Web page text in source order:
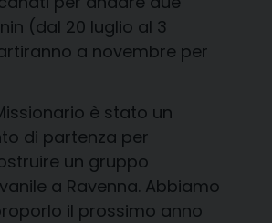
(dal 20 luglio al 3
a novembre per
è stato un
di partenza per
un gruppo
a Ravenna. Abbiamo
il prossimo anno